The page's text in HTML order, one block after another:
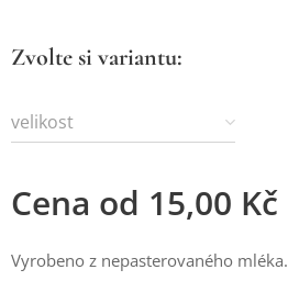
Zvolte si variantu:
velikost
Cena od 15,00 Kč
Vyrobeno z nepasterovaného mléka.